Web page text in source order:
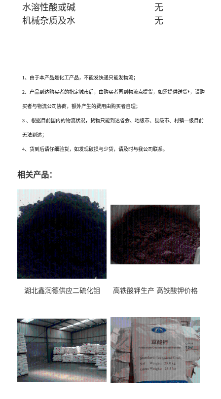
水溶性酸或碱 无
机械杂质及水 无
1、由于本产品是化工产品，不能发快递只能发物流；
2、产品到达购买者的指定城市后，由购买者再到物流点提货，如需提供送货*，请购
买者与物流公司协商，额外产生的费用由购买者自理；
3 、根据目前国内的物流状况，货物只能到达省会、地级市、县级市、村镇一级目前
无法到达；
4、货到后请仔细验货，如发现破损与少货，请及时与我公司联系。
相关产品：
湖北鑫润德供应二硫化钼 高铁酸钾生产 高铁酸钾价格